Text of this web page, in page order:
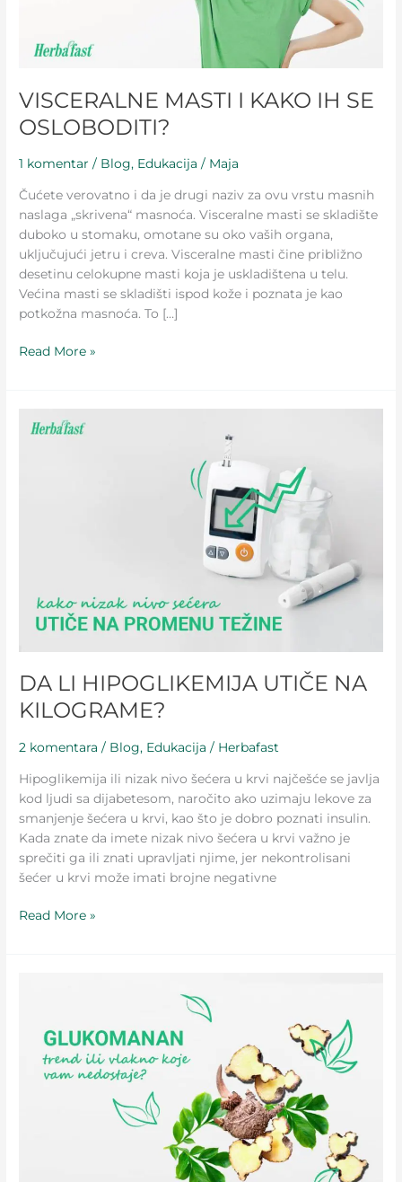
VISCERALNE MASTI I KAKO IH SE
OSLOBODITI?
1 komentar / Blog, Edukacija / Maja
Čućete verovatno i da je drugi naziv za ovu vrstu masnih
naslaga „skrivena“ masnoća. Visceralne masti se skladište
duboko u stomaku, omotane su oko vaših organa,
uključujući jetru i creva. Visceralne masti čine približno
desetinu celokupne masti koja je uskladištena u telu.
Većina masti se skladišti ispod kože i poznata je kao
potkožna masnoća. To […]
Read More »
DA LI HIPOGLIKEMIJA UTIČE NA
KILOGRAME?
2 komentara / Blog, Edukacija / Herbafast
Hipoglikemija ili nizak nivo šećera u krvi najčešće se javlja
kod ljudi sa dijabetesom, naročito ako uzimaju lekove za
smanjenje šećera u krvi, kao što je dobro poznati insulin.
Kada znate da imete nizak nivo šećera u krvi važno je
sprečiti ga ili znati upravljati njime, jer nekontrolisani
šećer u krvi može imati brojne negativne
DA
Read More »
VIŠKOM
KILOGRAMA